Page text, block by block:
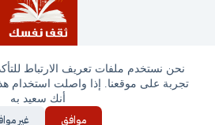
نحن نستخدم ملفات تعريف الارتباط
تجربة على موقعنا. إذا واصلت استخدام
أنك سعيد به
موافق غير
جميع الحقوق محفوظة © ثقف